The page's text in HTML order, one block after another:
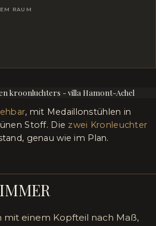
RAUM
, mit Medaillonstühlen in
Stoff. Die zwei Kronleuchter
genau wie im Plan.
mit einem Kopfteil nach Maß,